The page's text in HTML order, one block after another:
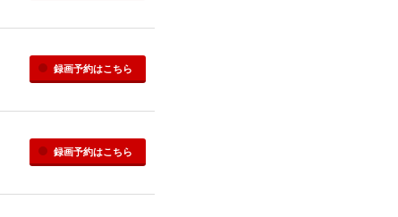
録画予約はこちら
録画予約はこちら